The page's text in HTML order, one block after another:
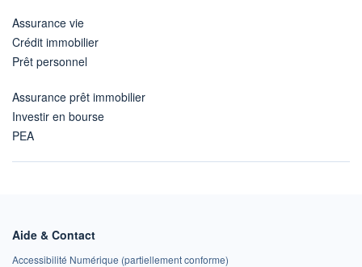
Assurance vie
Crédit immobilier
Prêt personnel
Assurance prêt immobilier
Investir en bourse
PEA
Aide & Contact
Accessibilité Numérique (partiellement conforme)